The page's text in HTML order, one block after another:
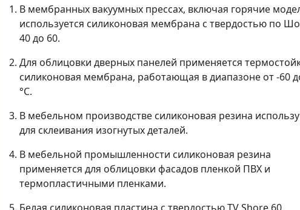
В мембранных вакуумных прессах, включая горячие
используется силиконовая мембрана с твердостью по
40 до 60.
Для облицовки дверных панелей применяется
силиконовая мембрана, работающая в диапазоне от -60
°C.
В мебельном производстве силиконовая резина
для склеивания изогнутых деталей.
В мебельной промышленности силиконовая резина
применяется для облицовки фасадов пленкой ПВХ и
термопластичными пленками.
Белая силиконовая пластина с твердостью TV Shore 60